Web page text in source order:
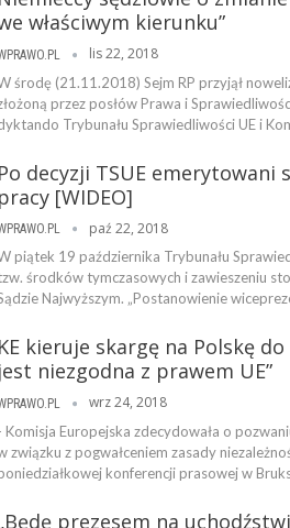
właściwym kierunku”
lis 22, 2018
środę (21.11.2018) Sejm RP przyjął
przez posłów Prawa i
Trybunału Sprawiedliwości UE i
Po decyzji TSUE emerytowani
pracy [WIDEO]
paź 22, 2018
piątek 19 października Trybunału
środków tymczasowych i zawieszeniu
Najwyższym. „Postanowienie
KE kieruje skargę na Polskę
jest niezgodna z prawem UE”
wrz 24, 2018
Komisja Europejska zdecydowała o
związku z pogwałceniem zasady
konferencji prasowej w
prezesem na